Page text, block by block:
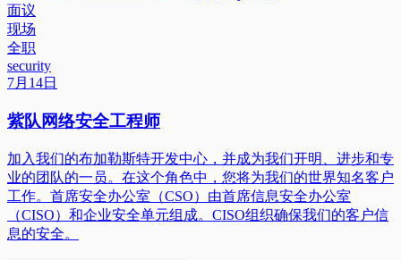
面议
现场
全职
security
7月14日
紫队网络安全工程师
加入我们的布加勒斯特开发中心，并成为我们开明、进步和专
业的团队的一员。在这个角色中，您将为我们的世界知名客户
工作。首席安全办公室（CSO）由首席信息安全办公室
（CISO）和企业安全单元组成。CISO组织确保我们的客户信
息的安全。